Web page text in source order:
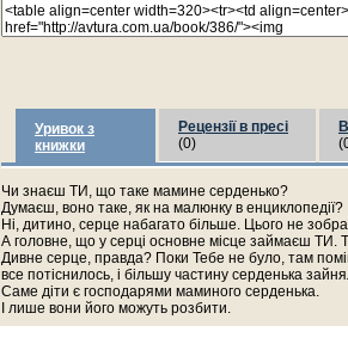
Уривок з
книжки
Рецензії в пресі
(0)
Чи знаєш ТИ, що таке мамине серденько?
Думаєш, воно таке, як на малюнку в енциклопедії?
Ні, дитино, серце набагато більше. Цього не
А головне, що у серці основне місце займаєш ТИ.
Дивне серце, правда? Поки Тебе не було, там
все потіснилось, і більшу частину серденька
Саме діти є господарями маминого серденька.
І лише вони його можуть розбити.